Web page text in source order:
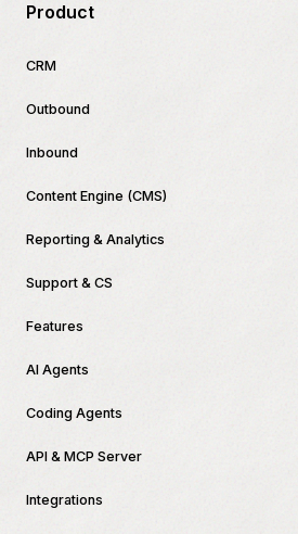
Product
CRM
Outbound
Inbound
Content Engine (CMS)
Reporting & Analytics
Support & CS
Features
AI Agents
Coding Agents
API & MCP Server
Integrations